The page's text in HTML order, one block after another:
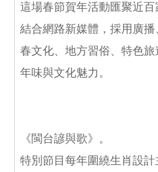
這場春節賀年活動匯聚近
結合網路新媒體，採用廣
春文化、地方習俗、特色
年味與文化魅力。
《閩台諺與歌》。
特別節目每年圍繞生肖設